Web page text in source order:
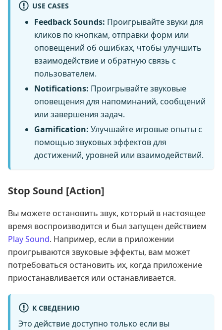
USE CASES
Feedback Sounds: Проигрывайте звуки для
кликов по кнопкам, отправки форм или
оповещений об ошибках, чтобы улучшить
взаимодействие и обратную связь с
пользователем.
Notifications: Проигрывайте звуковые
оповещения для напоминаний, сообщений
или завершения задач.
Gamification: Улучшайте игровые опыты с
помощью звуковых эффектов для
достижений, уровней или взаимодействий.
Stop Sound [Action]
Вы можете остановить звук, который в настоящее
время воспроизводится и был запущен действием
Play Sound. Например, если в приложении
проигрываются звуковые эффекты, вам может
потребоваться остановить их, когда приложение
приостанавливается или останавливается.
К СВЕДЕНИЮ
Это действие доступно только если вы